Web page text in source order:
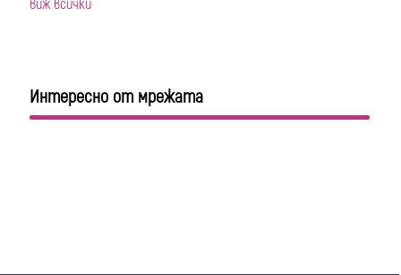
виж всички
Интересно от мрежата